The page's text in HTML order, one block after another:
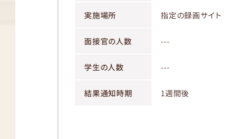
実施場所 指定の録画サイト
面接官の人数 ---
学生の人数 ---
結果通知時期 1週間後